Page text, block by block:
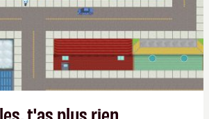
t'as plus rien